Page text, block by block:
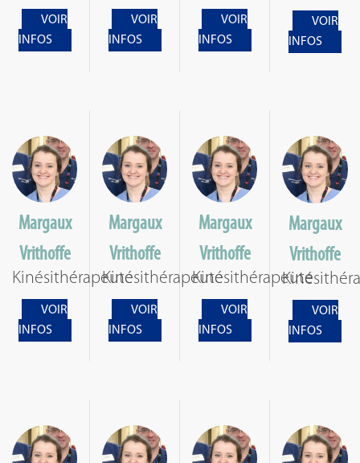
VOIR
INFOS
VOIR
INFOS
VOIR
INFOS
VOIR
INFOS
Margaux
Vrithoffe
Kinésithérapeute
VOIR
INFOS
Margaux
Vrithoffe
Kinésithérapeute
VOIR
INFOS
Margaux
Vrithoffe
Kinésithérapeute
VOIR
INFOS
Margaux
Vrithoffe
VOIR
INFOS